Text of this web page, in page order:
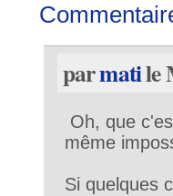
parmatile
Oh, que
même
Si quelques